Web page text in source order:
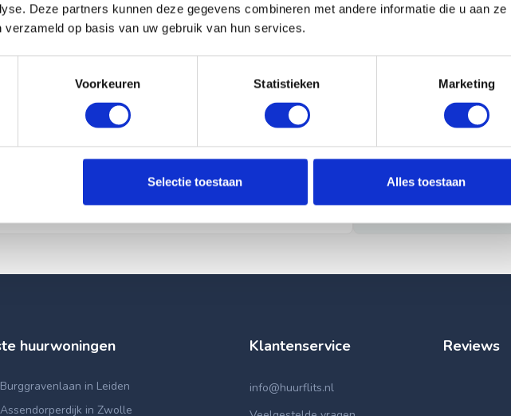
Deze partners kunnen deze gegevens combineren met andere informatie die u aan ze
verzameld op basis van uw gebruik van hun services.
Voorkeuren Statistieken Marketing
Selectie toestaan Alles toestaan
Huurflits hecht veel
handelen van
1: Nooit vooraf
hebben gezien.
2: Geen persoonlijke
3: Meld bij misbruik
klantenservice.
huurwoningen
in Leiden
in Zwolle
Klantenservice
info@huurflits.nl
Reviews